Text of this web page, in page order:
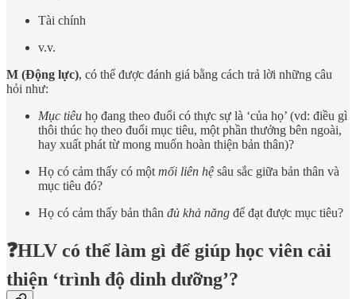
Tài chính
v.v.
M (Động lực), có thể được đánh giá bằng cách trả lời những câu
hỏi như:
Mục tiêu họ đang theo đuổi có thực sự là ‘của họ’ (vd: điều gì
thôi thúc họ theo đuổi mục tiêu, một phần thưởng bên ngoài,
hay xuất phát từ mong muốn hoàn thiện bản thân)?
Họ có cảm thấy có một mối liên hệ sâu sắc giữa bản thân và
mục tiêu đó?
Họ có cảm thấy bản thân đủ khả năng để đạt được mục tiêu?
❓HLV có thể làm gì để giúp học viên cải
thiện ‘trình độ dinh dưỡng’?